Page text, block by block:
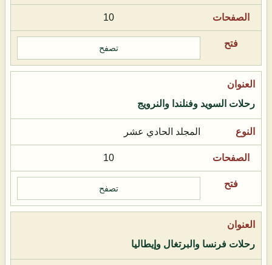
10
تصفح
رحلات السويد وفنلندا والنرويج
المجلد الحادي عشر
10
تصفح
رحلات فرنسا والبرتغال وإيطاليا